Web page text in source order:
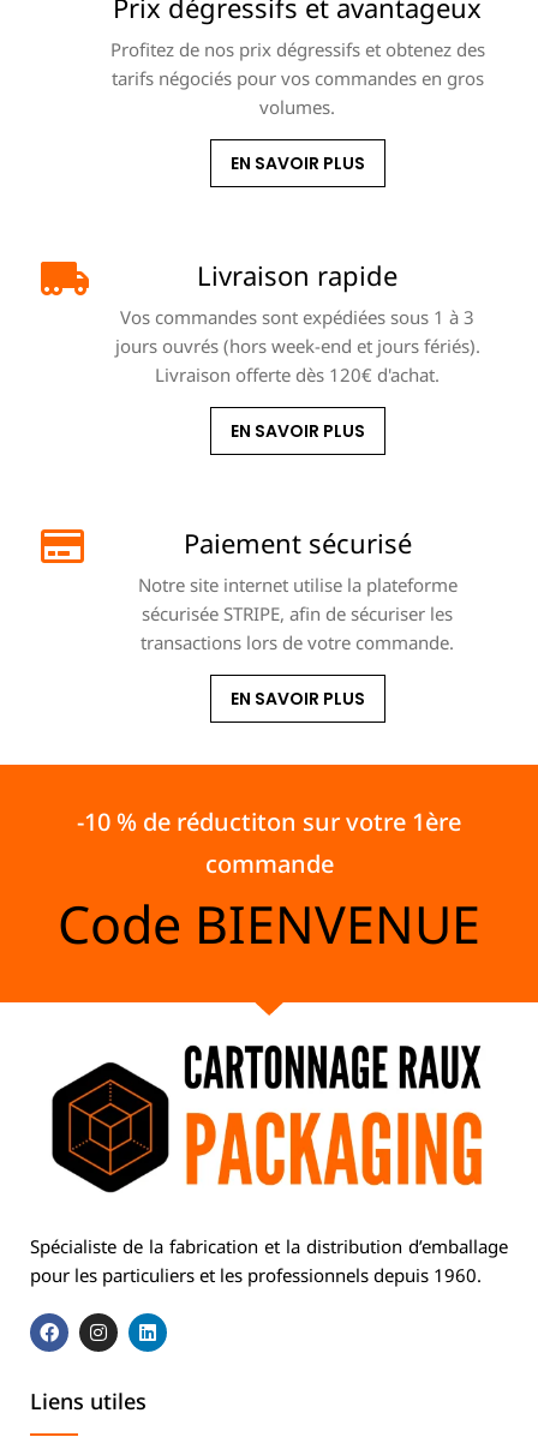
Prix dégressifs et avantageux
Profitez de nos prix dégressifs et obtenez des
tarifs négociés pour vos commandes en gros
volumes.
EN SAVOIR PLUS
Livraison rapide
Vos commandes sont expédiées sous 1 à 3
jours ouvrés (hors week-end et jours fériés).
Livraison offerte dès 120€ d'achat.
EN SAVOIR PLUS
Paiement sécurisé
Notre site internet utilise la plateforme
sécurisée STRIPE, afin de sécuriser les
transactions lors de votre commande.
EN SAVOIR PLUS
-10 % de réductiton sur votre 1ère
commande
Code BIENVENUE
Spécialiste de la fabrication et la distribution d’emballage
pour les particuliers et les professionnels depuis 1960.
Liens utiles